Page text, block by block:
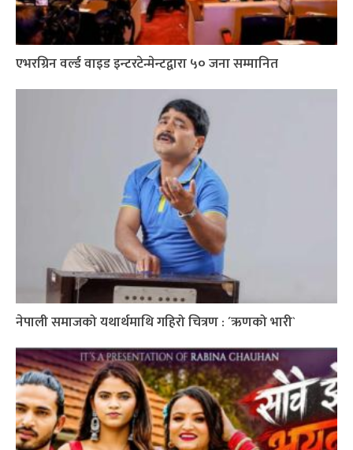
एभरग्रिन वर्ल्ड वाइड इन्टरटेन्मेन्टद्वारा ५० जना सम्मानित
नेपाली समाजको यथार्थमाथि गहिरो चित्रण : ´ऋणको भारी`